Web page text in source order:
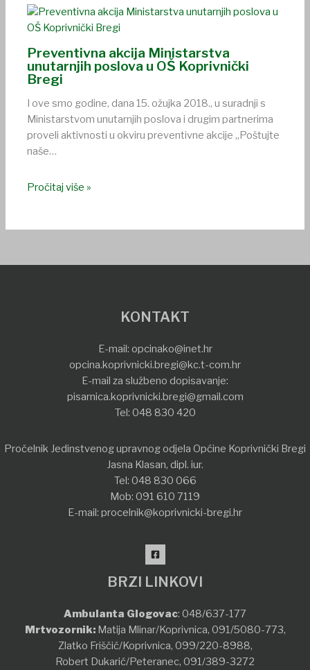
Preventivna akcija Ministarstva
unutarnjih poslova u OŠ Koprivnički
Bregi
I ove smo godine, dana 15. ožujka 2018., u suradnji s
Ministarstvom unutarnjih poslova i drugim partnerima
proveli aktivnosti u okviru preventivne akcije „Poštujte
naše…
Pročitaj više »
KONTAKT
E-mail: opcinako@inet.hr
opcina.koprivnicki.bregi@kc.t-com.hr
E-mail za službeno dopisavanje:
pisarnica.koprivnicki.bregi@gmail.com
Tel: 048 830 420
Pročelnik Jedinstvenog upravnog odjela Općine Koprivnički Bregi
Jasna Klasan, dipl. iur.
Tel: 048 830 066
Mob: 091 610 7119
E-mail: procelnik@koprivnicki-bregi.hr
BRZI LINKOVI
Ambulanta Glogovac: 048/637-177
Mrtvozornik:Matija Mlinar/Koprivnica, 091/5080-773,
Zlatko Friščić/Koprivnica, 099/220-8988,
Robert Dukarić/Peteranec, 091/389-3272